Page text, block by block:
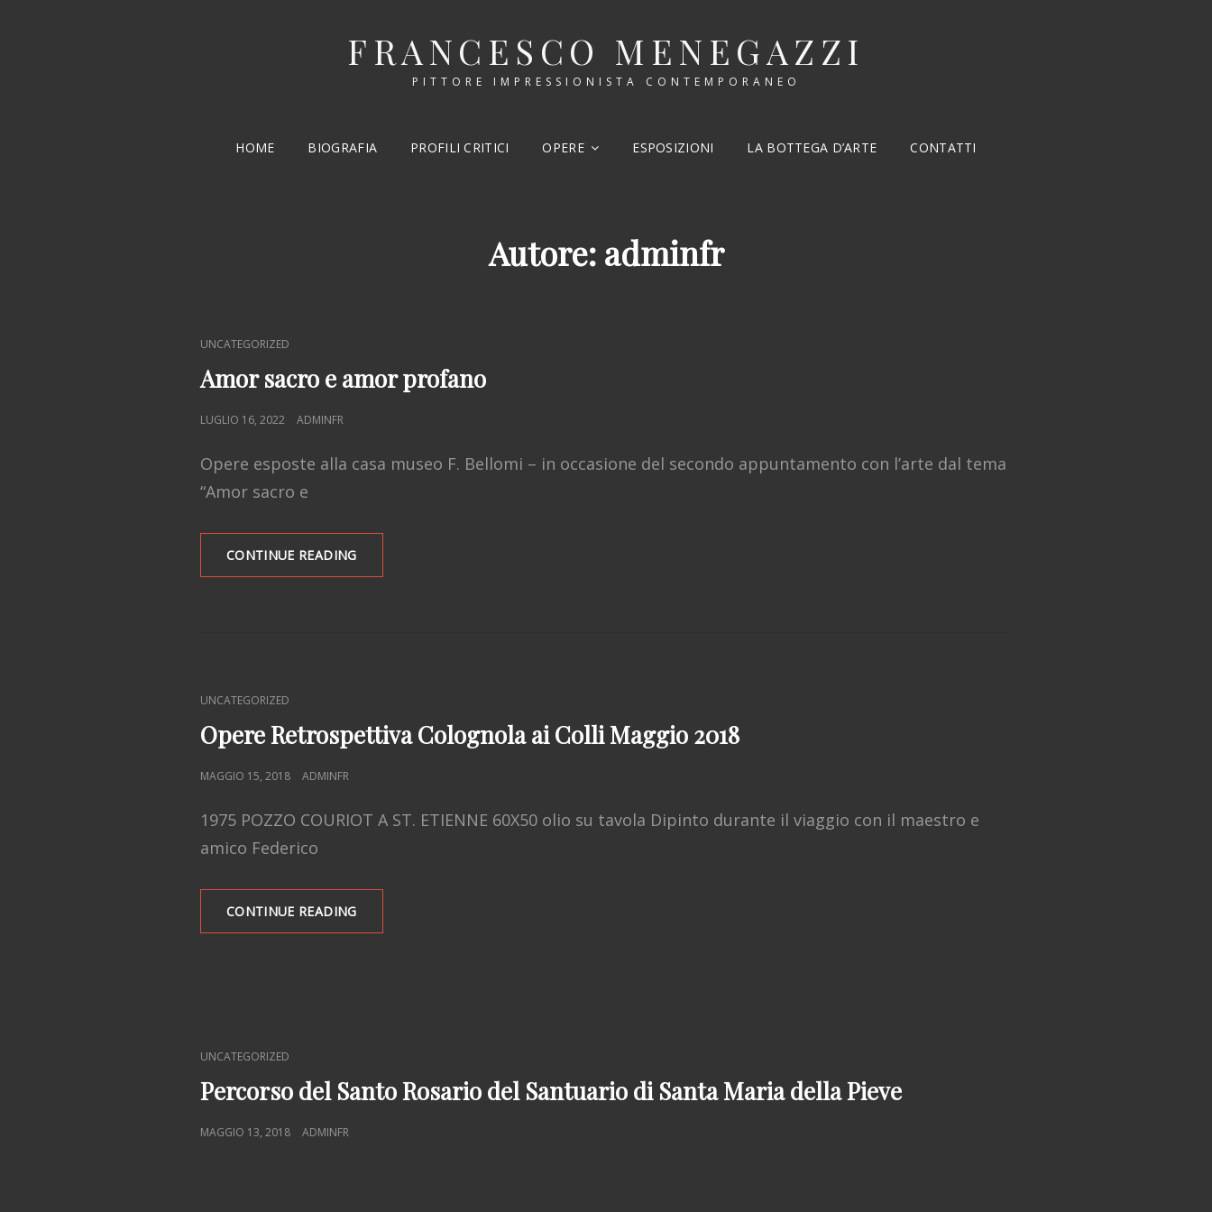
FRANCESCO MENEGAZZI
PITTORE IMPRESSIONISTA CONTEMPORANEO
HOME BIOGRAFIA PROFILI CRITICI OPERE ESPOSIZIONI LA BOTTEGA D’ARTE CONTATTI
Autore: adminfr
CAT
LINKS
UNCATEGORIZED
Amor sacro e amor profano
POSTED
LUGLIO 16, 2022 ADMINFR
Opere esposte alla casa museo F. Bellomi – in occasione del secondo appuntamento con l’arte dal tema
“Amor sacro e
CONTINUE READINGAMOR
SACRO
CAT
LINKS
UNCATEGORIZED
Opere Retrospettiva Colognola ai Colli Maggio 2018
POSTED
MAGGIO 15, 2018 ADMINFR
1975 POZZO COURIOT A ST. ETIENNE 60X50 olio su tavola Dipinto durante il viaggio con il maestro e
amico Federico
CONTINUE READINGOPERE
RETROSPETTIVA
CAT
LINKS
UNCATEGORIZED
Percorso del Santo Rosario del Santuario di Santa Maria della Pieve
POSTED
MAGGIO 13, 2018 ADMINFR